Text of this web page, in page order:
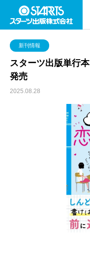
新刊情報
スターツ出版単行
発売
2025.08.28